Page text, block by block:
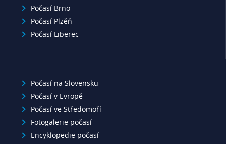
Počasí Brno
Počasí Plzěň
Počasí Liberec
Počasí na Slovensku
Počasí v Evropě
Počasí ve Středomoří
Fotogalerie počasí
Encyklopedie počasí